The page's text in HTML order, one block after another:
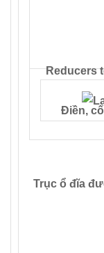
Reducers
Điền,
Trục ổ đĩa